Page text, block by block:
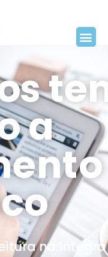
a
na íntegra